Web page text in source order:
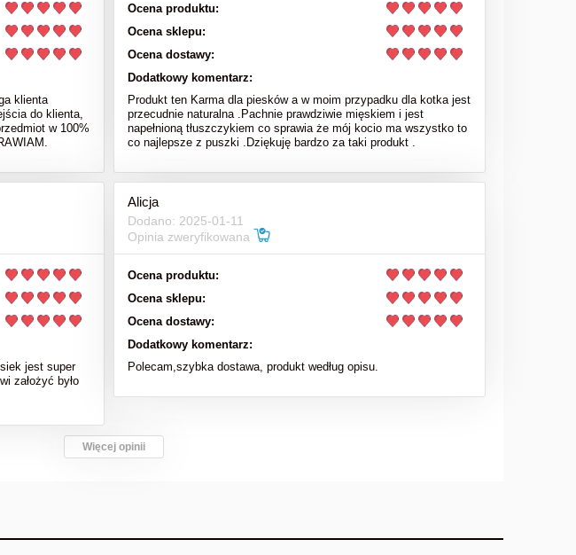
klienta
do klienta,
w 100%
Ocena produktu:
Ocena sklepu:
Ocena dostawy:
Dodatkowy komentarz:
Produkt ten Karma dla piesków a w moim przypadku dla kotka jest
przecudnie naturalna .Pachnie prawdziwie mięskiem i jest
napełnioną tłuszczykiem co sprawia że mój kocio ma wszystko to
co najlepsze z puszki .Dziękuję bardzo za taki produkt .
jest super
założyć było
Alicja
Dodano: 2025-01-11
Opinia zweryfikowana
Ocena produktu:
Ocena sklepu:
Ocena dostawy:
Dodatkowy komentarz:
Polecam,szybka dostawa, produkt według opisu.
Więcej opinii